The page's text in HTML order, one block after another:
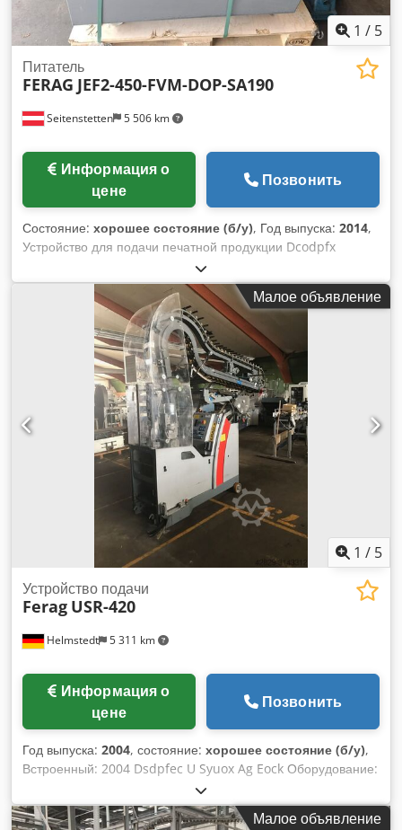
1 / 5
Seitenstetten 5 506 km
Питатель
FERAG JEF2-450-FVM-DOP-SA190
цене
Позвонить
Состояние: хорошее состояние (б/у), Год выпуска: 2014,
Устройство для подачи печатной продукции Dcodpfx
Малое объявление
1 / 5
Helmstedt 5 311 km
Устройство подачи
Ferag USR-420
цене
Позвонить
Год выпуска: 2004, состояние: хорошее состояние (б/у),
Встроенный: 2004 Dsdpfec U Syuox Ag Eock Оборудование:
Малое объявление